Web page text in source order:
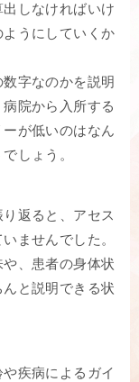
しなければいけ
うにしていくか
字なのかを説明
院から入所する
が低いのはなん
しょう。
返ると、アセス
ませんでした。
、患者の身体状
と説明できる状
疾病によるガイ